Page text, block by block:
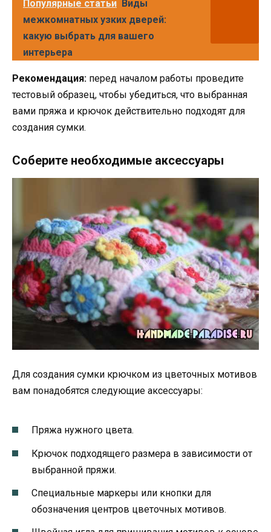
Популярные статьи Виды
межкомнатных узких дверей:
какую выбрать для вашего
интерьера
Рекомендация: перед началом работы проведите
тестовый образец, чтобы убедиться, что выбранная
вами пряжа и крючок действительно подходят для
создания сумки.
Соберите необходимые аксессуары
Для создания сумки крючком из цветочных мотивов
вам понадобятся следующие аксессуары:
Пряжа нужного цвета.
Крючок подходящего размера в зависимости от
выбранной пряжи.
Специальные маркеры или кнопки для
обозначения центров цветочных мотивов.